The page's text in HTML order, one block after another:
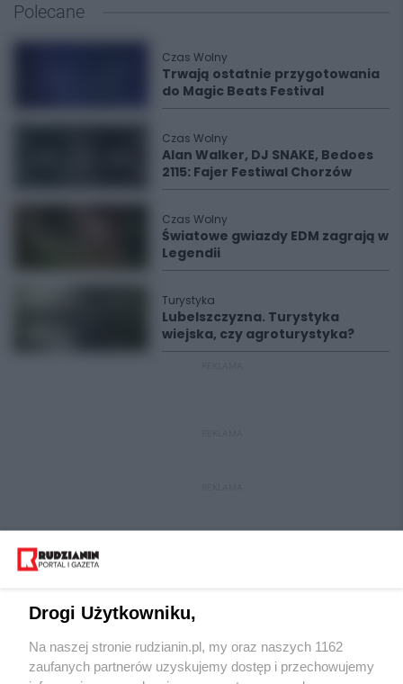
Polecane
Czas Wolny
Trwają ostatnie przygotowania
do Magic Beats Festival
Czas Wolny
Alan Walker, DJ SNAKE, Bedoes
2115: Fajer Festiwal Chorzów
Czas Wolny
Światowe gwiazdy EDM zagrają w
Legendii
Turystyka
Lubelszczyzna. Turystyka
wiejska, czy agroturystyka?
Wydawca mediów lokalnych
Drogi Użytkowniku,
Na naszej stronie rudzianin.pl, my oraz naszych 1162
zaufanych partnerów uzyskujemy dostęp i przechowujemy